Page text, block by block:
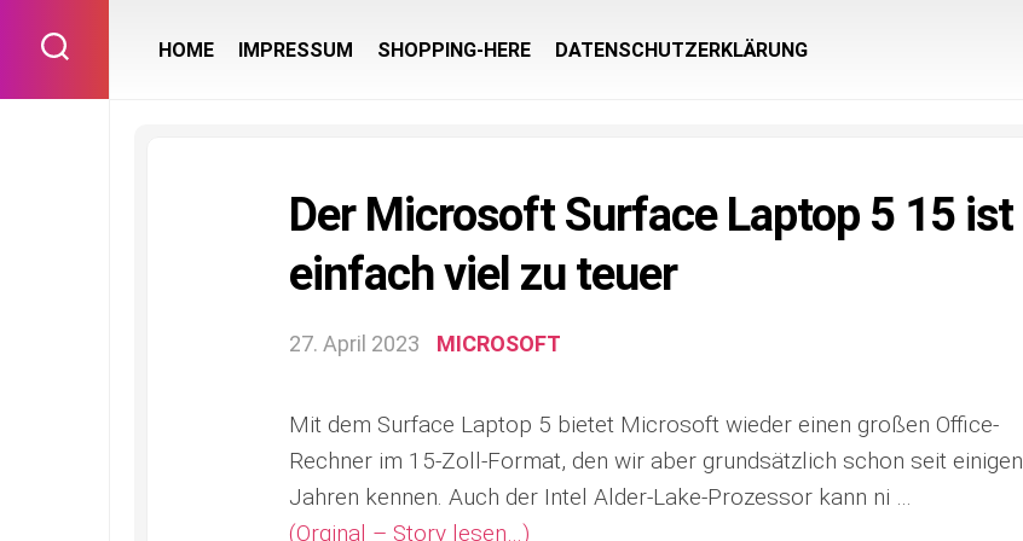
content
HOME IMPRESSUM SHOPPING-HERE DATENSCHUTZERKLÄRUNG
Der Microsoft Surface Laptop 5 15 ist
einfach viel zu teuer
27. April 2023 MICROSOFT
Mit dem Surface Laptop 5 bietet Microsoft wieder einen großen Office-
Rechner im 15-Zoll-Format, den wir aber grundsätzlich schon seit einigen
Jahren kennen. Auch der Intel Alder-Lake-Prozessor kann ni …
(Orginal – Story lesen…)